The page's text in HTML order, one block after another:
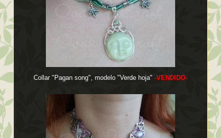
Collar "Pagan song", modelo "Verde hoja" -VENDIDO-